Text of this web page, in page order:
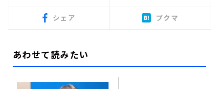
シェア ブクマ
あわせて読みたい